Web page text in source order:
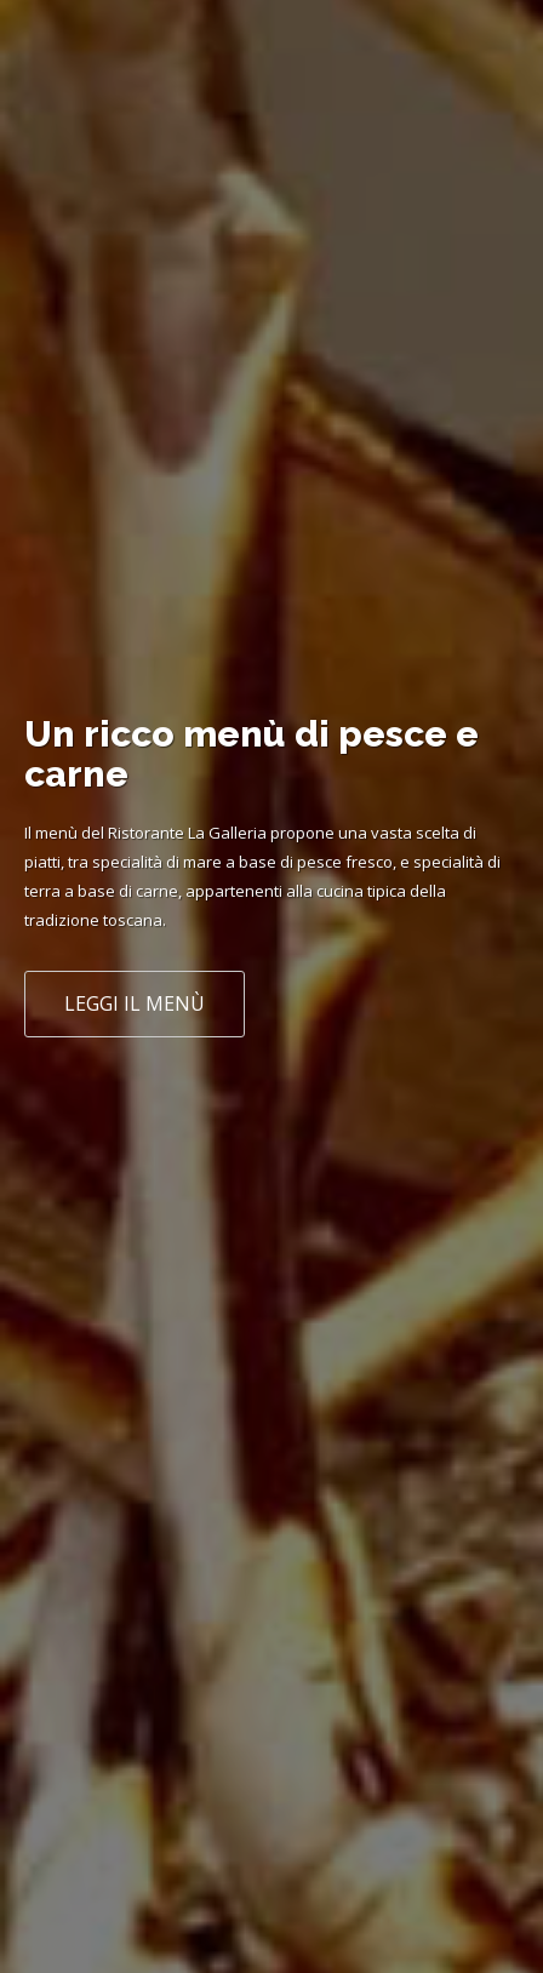
Un ricco menù di pesce e
carne
Il menù del Ristorante La Galleria propone una vasta scelta di
piatti, tra specialità di mare a base di pesce fresco, e specialità di
terra a base di carne, appartenenti alla cucina tipica della
tradizione toscana.
LEGGI IL MENÙ